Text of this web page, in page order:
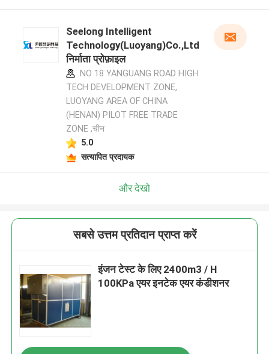
Seelong Intelligent
Technology(Luoyang)Co.,Ltd
निर्माता प्रोफ़ाइल
NO 18 YANGUANG ROAD HIGH
TECH DEVELOPMENT ZONE,
LUOYANG AREA OF CHINA
(HENAN) PILOT FREE TRADE
ZONE ,चीन
5.0
सत्यापित प्रदायक
और देखो
सबसे उत्तम प्रतिदान प्राप्त करें
इंजन टेस्ट के लिए 2400m3 / H
100KPa एयर इनटेक एयर कंडीशनर